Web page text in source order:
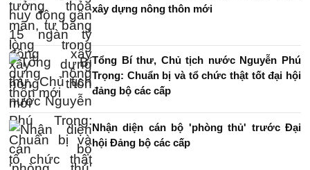
xây dựng nông thôn mới
Tổng Bí thư, Chủ tịch nước Nguyễn Phú
Trọng: Chuẩn bị và tổ chức thật tốt đại hội
đảng bộ các cấp
Nhận diện cán bộ 'phòng thủ' trước Đại
hội Đảng bộ các cấp